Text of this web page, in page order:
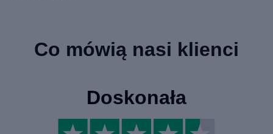
Co mówią nasi klienci
Doskonała